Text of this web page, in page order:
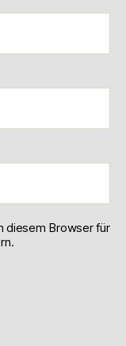
diesem Browser für